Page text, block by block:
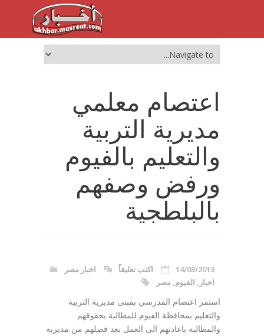
اعتصام معلمي
مديرية التربية
والتعليم بالفيوم
ورفض وصفهم
بالبلطجية
14/03/2013 اكتب تعليقاً
اخبار مصر
اخبار , الفيوم, مصر
استمر اعتصام المدرسي بمبنى مديرية التربية
والتعليم بمحافظة الفيوم للمطالبة بحقوقهم
والمطالبة باعادتهم الى العمل بعد فصلهم من مديرية